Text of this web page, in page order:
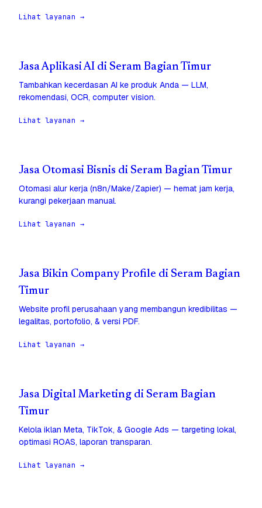
Lihat layanan →
Jasa Aplikasi AI di Seram Bagian Timur
Tambahkan kecerdasan AI ke produk Anda — LLM,
rekomendasi, OCR, computer vision.
Lihat layanan →
Jasa Otomasi Bisnis di Seram Bagian Timur
Otomasi alur kerja (n8n/Make/Zapier) — hemat jam kerja,
kurangi pekerjaan manual.
Lihat layanan →
Jasa Bikin Company Profile di Seram Bagian
Timur
Website profil perusahaan yang membangun kredibilitas —
legalitas, portofolio, & versi PDF.
Lihat layanan →
Jasa Digital Marketing di Seram Bagian
Timur
Kelola iklan Meta, TikTok, & Google Ads — targeting lokal,
optimasi ROAS, laporan transparan.
Lihat layanan →